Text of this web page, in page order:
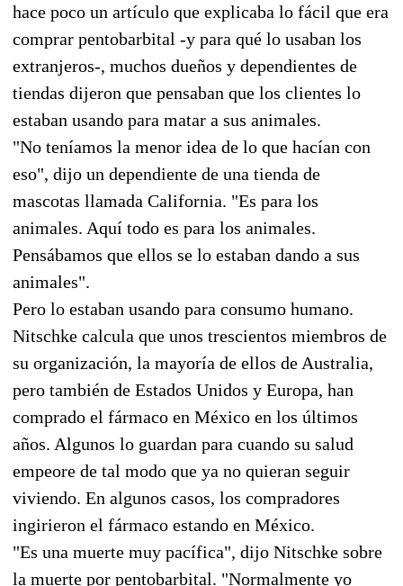
hace poco un artículo que explicaba lo fácil que era
comprar pentobarbital -y para qué lo usaban los
extranjeros-, muchos dueños y dependientes de
tiendas dijeron que pensaban que los clientes lo
estaban usando para matar a sus animales.
"No teníamos la menor idea de lo que hacían con
eso", dijo un dependiente de una tienda de
mascotas llamada California. "Es para los
animales. Aquí todo es para los animales.
Pensábamos que ellos se lo estaban dando a sus
animales".
Pero lo estaban usando para consumo humano.
Nitschke calcula que unos trescientos miembros de
su organización, la mayoría de ellos de Australia,
pero también de Estados Unidos y Europa, han
comprado el fármaco en México en los últimos
años. Algunos lo guardan para cuando su salud
empeore de tal modo que ya no quieran seguir
viviendo. En algunos casos, los compradores
ingirieron el fármaco estando en México.
"Es una muerte muy pacífica", dijo Nitschke sobre
la muerte por pentobarbital. "Normalmente yo